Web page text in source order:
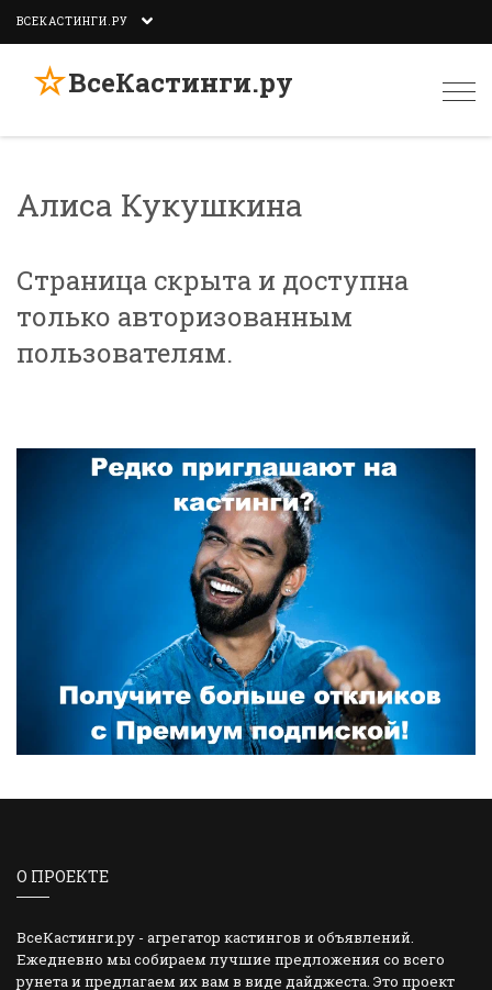
ВСЕКАСТИНГИ.РУ
☆ВсеКастинги.ру
Алиса Кукушкина
Страница скрыта и доступна
только авторизованным
пользователям.
О ПРОЕКТЕ
ВсеКастинги.ру - агрегатор кастингов и объявлений.
Ежедневно мы собираем лучшие предложения со всего
рунета и предлагаем их вам в виде дайджеста. Это проект